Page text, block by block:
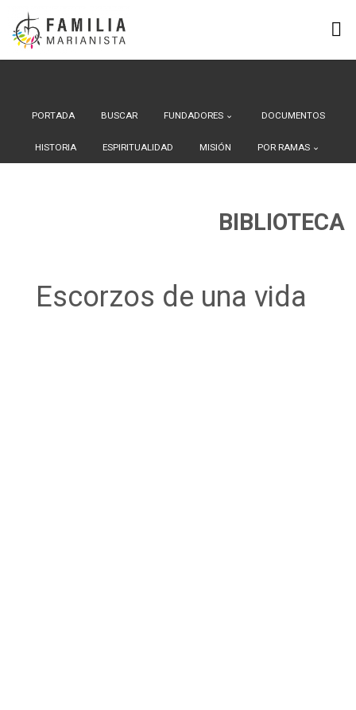
Saltar
contenido
PORTADA BUSCAR FUNDADORES DOCUMENTOS
HISTORIA ESPIRITUALIDAD MISIÓN POR RAMAS
BIBLIOTECA
Escorzos de una vida